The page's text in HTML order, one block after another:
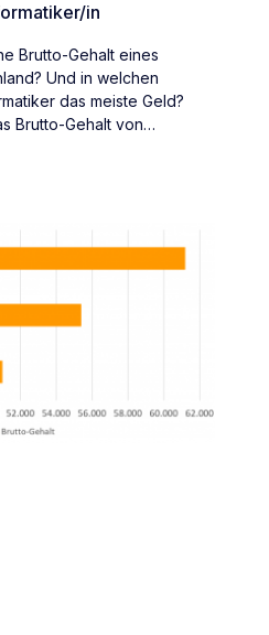
in
Brutto-Gehalt eines
Und in welchen
das meiste Geld?
Brutto-Gehalt von